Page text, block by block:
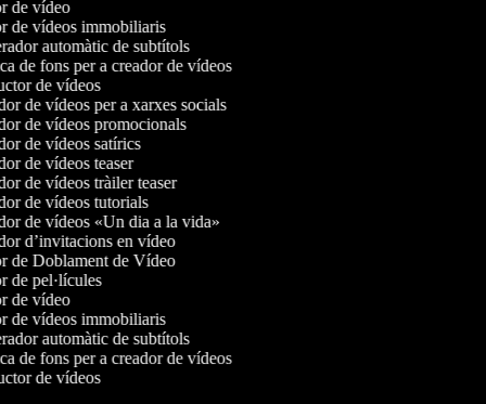
de vídeo
de vídeos immobiliaris
automàtic de subtítols
de fons per a creador de vídeos
de vídeos
de vídeos per a xarxes socials
de vídeos promocionals
de vídeos satírics
de vídeos teaser
de vídeos tràiler teaser
de vídeos tutorials
de vídeos «Un dia a la vida»
d’invitacions en vídeo
de Doblament de Vídeo
pel·lícules
de vídeo
de vídeos immobiliaris
automàtic de subtítols
de fons per a creador de vídeos
de vídeos